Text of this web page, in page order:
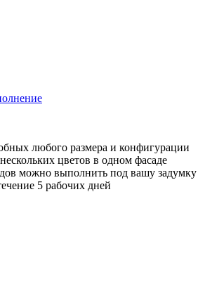
любого размера и конфигурации
цветов в одном фасаде
можно выполнить под вашу задумку
5 рабочих дней